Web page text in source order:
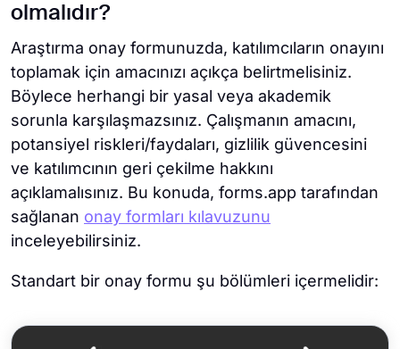
olmalıdır?
Araştırma onay formunuzda, katılımcıların onayını
toplamak için amacınızı açıkça belirtmelisiniz.
Böylece herhangi bir yasal veya akademik
sorunla karşılaşmazsınız. Çalışmanın amacını,
potansiyel riskleri/faydaları, gizlilik güvencesini
ve katılımcının geri çekilme hakkını
açıklamalısınız. Bu konuda, forms.app tarafından
sağlanan onay formları kılavuzunu
inceleyebilirsiniz.
Standart bir onay formu şu bölümleri içermelidir: